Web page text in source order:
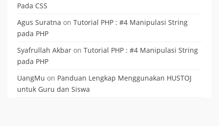
Pada CSS
Agus Suratna on Tutorial PHP : #4 Manipulasi String
pada PHP
Syafrullah Akbar on Tutorial PHP : #4 Manipulasi String
pada PHP
UangMu on Panduan Lengkap Menggunakan HUSTOJ
untuk Guru dan Siswa